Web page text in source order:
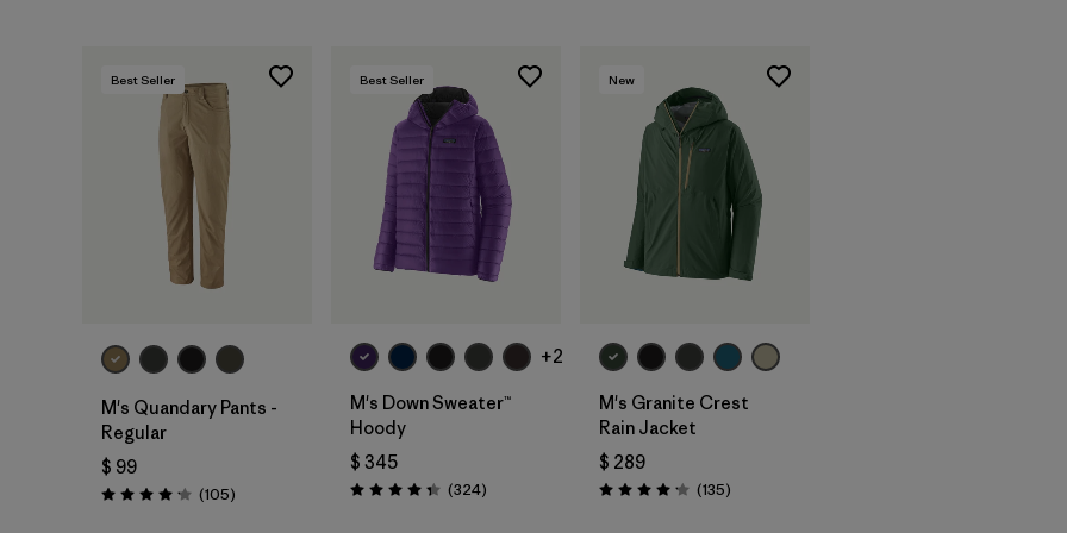
Best Seller
M's Quandary Pants -
Regular
$ 99
Valoración: 4.2 / 5
(105Comentarios
)
Best Seller
+2
M's Down Sweater™
Hoody
$ 345
Valoración: 4.4 / 5
(324Comentarios
)
New
M's Granite Crest
Rain Jacket
$ 289
Valoración: 4.2 / 5
(135Comentarios
)